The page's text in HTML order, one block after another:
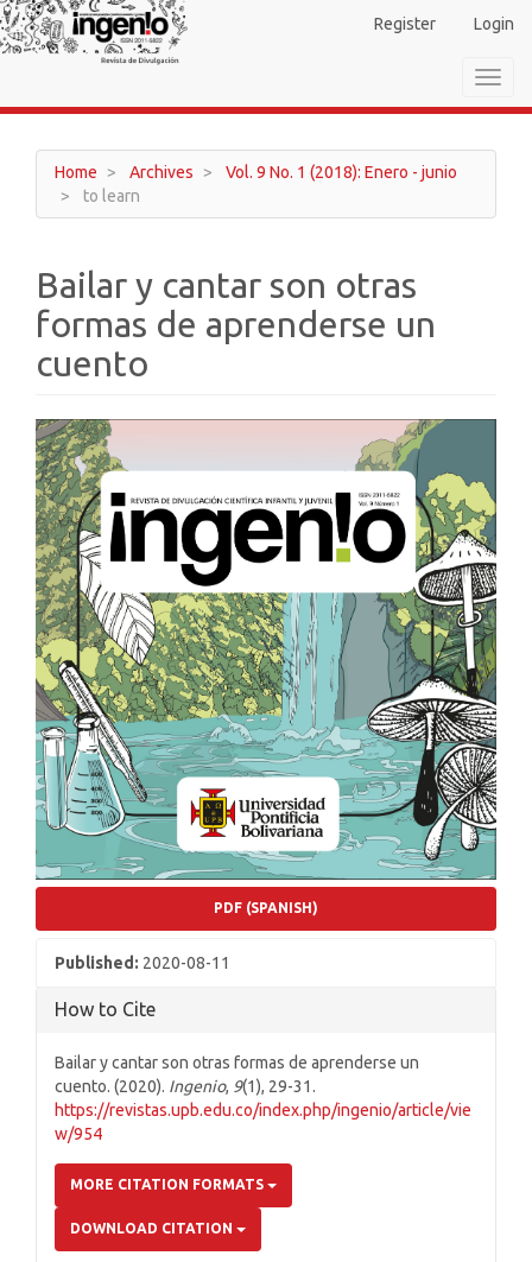
Main
Navigation
Main
Sidebar
Register Login
Home Archives
Vol. 9 No. 1 (2018): Enero - junio
to learn
Bailar y cantar son otras
formas de aprenderse un
cuento
Article
Sidebar
PDF (SPANISH)
Published: 2020-08-11
How to Cite
Bailar y cantar son otras formas de aprenderse un
cuento. (2020). Ingenio, 9(1), 29-31.
https://revistas.upb.edu.co/index.php/ingenio/article/vie
w/954
MORE CITATION FORMATS
DOWNLOAD CITATION